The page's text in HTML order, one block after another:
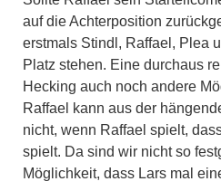
auf die Achterposition
erstmals Stindl, Raffael, Plea
Platz stehen. Eine durchaus
Hecking auch noch andere
Raffael kann aus der
nicht, wenn Raffael spielt,
spielt. Da sind wir nicht so
Möglichkeit, dass Lars mal